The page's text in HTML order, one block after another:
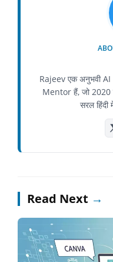
Rajeev एक अनुभवी
Mentor हैं, जो
सरल हिंदी
Read Next →